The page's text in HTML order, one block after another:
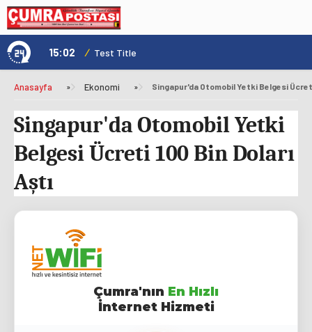
15:02 / Test Title
Anasayfa » Ekonomi » Singapur'da Otomobil Yetki Belgesi Ücreti
Singapur'da Otomobil Yetki
Belgesi Ücreti 100 Bin Doları
Aştı
Çumra'nın En Hızlı
İnternet Hizmeti